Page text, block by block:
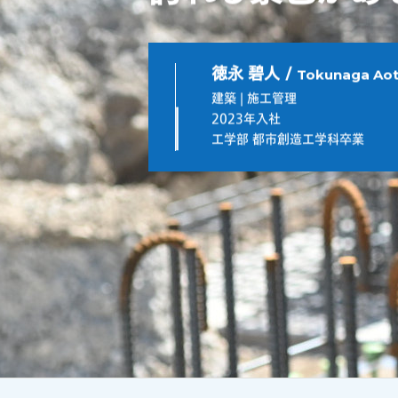
徳永 碧人 / Tokunaga
建築 | 施工管理
2023年入社
工学部 都市創造工学科卒業